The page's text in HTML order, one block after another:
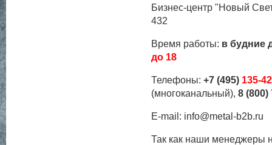
Бизнес-центр "Новый
432
Время работы: в будние
до 18
Телефоны: +7 (495) 135-
(многоканальный), 8 (800)
E-mail: info@metal-b2b.ru
Так как наши менеджеры